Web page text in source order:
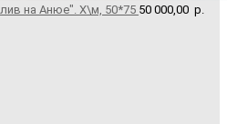
на Анюе". Х\м, 50*75 50 000,00 р.